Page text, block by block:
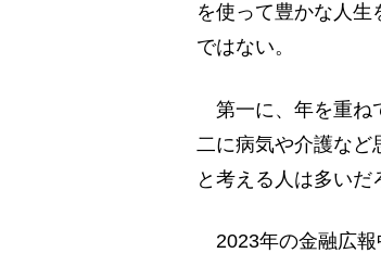
を使って豊かな人
ではない。
第一に、年を重ね
二に病気や介護など
と考える人は多いだ
2023年の金融広報